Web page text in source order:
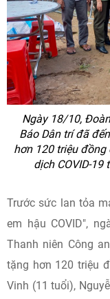
Ngày 18/10,
Báo Dân trí đã
hơn 120 triệu
dịch COVID-19
Trước sức lan tỏa
em hậu COVID",
Thanh niên Công
tặng hơn 120 triệu
Vinh (11 tuổi),